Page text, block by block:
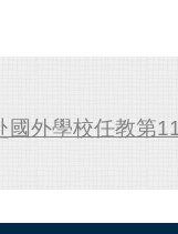
國外學校任教第